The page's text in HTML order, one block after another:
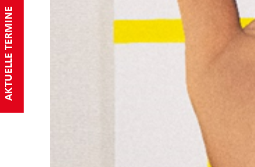
AKTUELLE TERMINE